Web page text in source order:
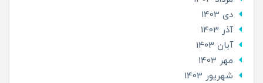
دی 1403
آذر 1403
آبان 1403
مهر 1403
شهریور 1403